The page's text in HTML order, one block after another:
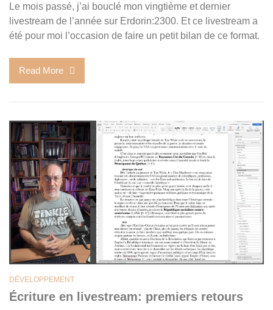
Le mois passé, j’ai bouclé mon vingtième et dernier
livestream de l’année sur Erdorin:2300. Et ce livestream a
été pour moi l’occasion de faire un petit bilan de ce format.
Read More
DÉVELOPPEMENT
Écriture en livestream: premiers retours